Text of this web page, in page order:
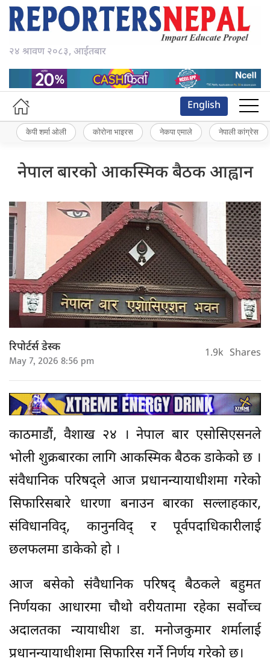
२४ श्रावण २०८३, आईतबार
English
केपी शर्मा ओली कोरोना भाइरस नेकपा एमाले नेपाली कांग्रेस
नेपाल बारको आकस्मिक बैठक आह्वान
रिपोर्टर्स डेस्क
May 7, 2026 8:56 pm 1.9k Shares
काठमाडौं, वैशाख २४ । नेपाल बार एसोसिएसनले
भोली शुक्रबारका लागि आकस्मिक बैठक डाकेको छ ।
संवैधानिक परिषद्ले आज प्रधानन्यायाधीशमा गरेको
सिफारिसबारे धारणा बनाउन बारका सल्लाहकार,
संविधानविद्, कानुनविद् र पूर्वपदाधिकारीलाई
छलफलमा डाकेको हो ।
आज बसेको संवैधानिक परिषद् बैठकले बहुमत
निर्णयका आधारमा चौथो वरीयतामा रहेका सर्वोच्च
अदालतका न्यायाधीश डा. मनोजकुमार शर्मालाई
प्रधानन्यायाधीशमा सिफारिस गर्ने निर्णय गरेको छ।